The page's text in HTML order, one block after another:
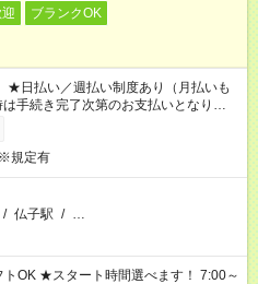
ブランクOK
日払い／週払い制度あり（月払いも
手続き完了次第のお支払いとなりま
規定有
/ 仏子駅 / …
す！ 7:00～